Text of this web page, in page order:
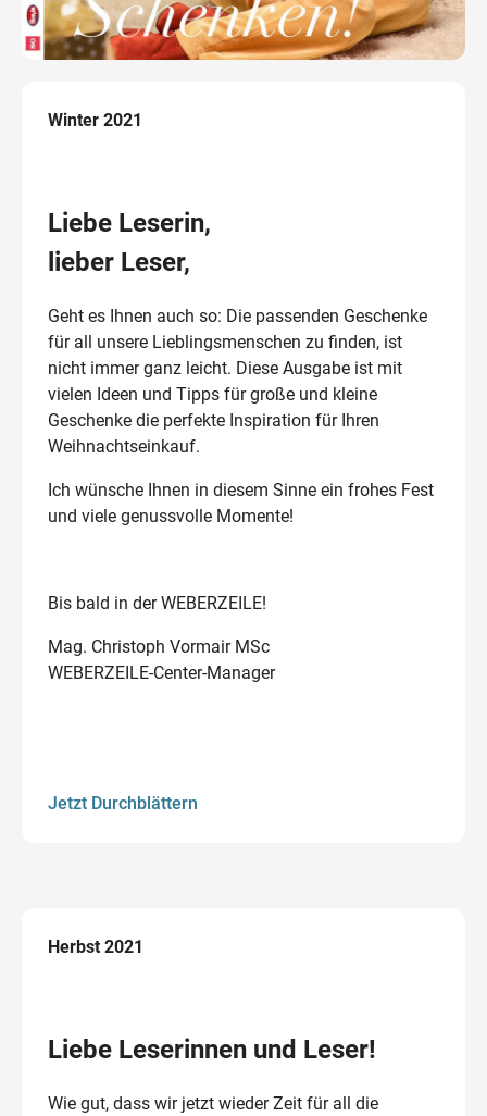
Winter 2021
Liebe Leserin,
lieber Leser,
Geht es Ihnen auch so: Die passenden Geschenke
für all unsere Lieblingsmenschen zu finden, ist
nicht immer ganz leicht. Diese Ausgabe ist mit
vielen Ideen und Tipps für große und kleine
Geschenke die perfekte Inspiration für Ihren
Weihnachtseinkauf.
Ich wünsche Ihnen in diesem Sinne ein frohes Fest
und viele genussvolle Momente!
Bis bald in der WEBERZEILE!
Mag. Christoph Vormair MSc
WEBERZEILE-Center-Manager
Jetzt Durchblättern
Herbst 2021
Liebe Leserinnen und Leser!
Wie gut, dass wir jetzt wieder Zeit für all die